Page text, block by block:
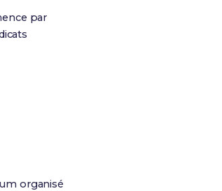
par
organisé